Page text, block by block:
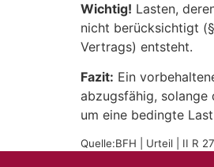
Wichtig! Lasten,
nicht berücksichtigt
Vertrags) entsteht.
Fazit: Ein
abzugsfähig, solange
um eine bedingte
Quelle:BFH | Urteil | II R